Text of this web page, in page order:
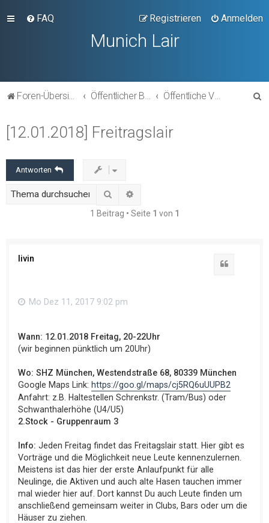
FAQ Anmelden
Registrieren
Munich Lair
Foren-Übersicht Öffentlicher Bereich Öffentliche Veranstaltungen
[12.01.2018] Freitragslair
Antworten
Suche
1 Beitrag • Seite 1 von 1
livin
Mo Dez 11, 2017 9:02 pm
Wann: 12.01.2018 Freitag, 20-22Uhr
(wir beginnen pünktlich um 20Uhr)
Wo: SHZ München, Westendstraße 68, 80339 München
Google Maps Link: https://goo.gl/maps/cj5RQ6uUUPB2
Anfahrt: z.B. Haltestellen Schrenkstr. (Tram/Bus) oder
Schwanthalerhöhe (U4/U5)
2.Stock - Gruppenraum 3
Info: Jeden Freitag findet das Freitagslair statt. Hier gibt es
Vorträge und die Möglichkeit neue Leute kennenzulernen.
Meistens ist das hier der erste Anlaufpunkt für alle
Neulinge, die Aktiven und auch alte Hasen tauchen immer
mal wieder hier auf. Dort kannst Du auch Leute finden um
anschließend gemeinsam weiter in Clubs, Bars oder um die
Häuser zu ziehen.